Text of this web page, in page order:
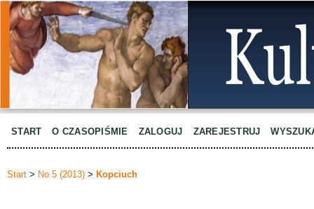
START O CZASOPIŚMIE ZALOGUJ ZAREJESTRUJ
Start > No 5 (2013) > Kopciuch